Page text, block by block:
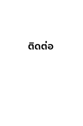
ติดต่อ